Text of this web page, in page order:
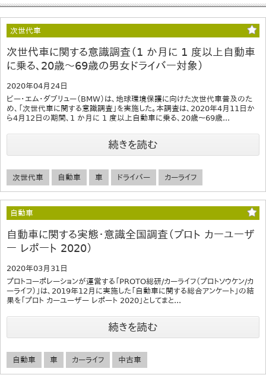
次世代車
次世代車に関する意識調査（1 か月に 1 度以上自動車
に乗る、20歳～69歳の男女ドライバー対象）
2020年04月24日
ビー・エム・ダブリュー（BMW）は、地球環境保護に向けた次世代車普及のた
め、「次世代車に関する意識調査」を実施した。本調査は、2020年4月11日か
ら4月12日の期間、1 か月に 1 度以上自動車に乗る、20歳～69歳...
続きを読む
次世代車 自動車 車 ドライバー カーライフ
自動車
自動車に関する実態・意識全国調査（プロト カーユーザ
ー レポート 2020）
2020年03月31日
プロトコーポレーションが運営する「PROTO総研/カーライフ（プロトソウケン/カ
ーライフ）」は、2019年12月に実施した「自動車に関する総合アンケート」の結
果を「プロト カーユーザー レポート 2020」としてまと...
続きを読む
自動車 車 カーライフ 中古車